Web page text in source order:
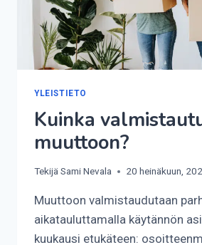
YLEISTIETO
Kuinka
muuttoon?
TekijäSami Nevala 20 heinäkuun,
Muuttoon valmistaudutaan
aikatauluttamalla käytännön
kuukausi etukäteen: